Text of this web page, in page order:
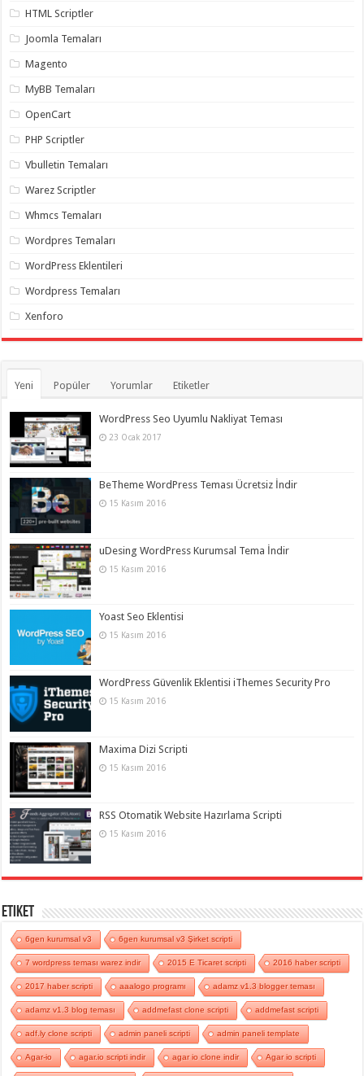
organizasyon,
organizasyon ,
organizasyon,
organizasyon,
palyaço,
takipçi
twitter
hilesi ,
takipçi
HTML Scriptler
Joomla Temaları
Magento
MyBB Temaları
OpenCart
PHP Scriptler
Vbulletin Temaları
Warez Scriptler
Whmcs Temaları
Wordpres Temaları
WordPress Eklentileri
Wordpress Temaları
Xenforo
Yeni Popüler Yorumlar Etiketler
WordPress Seo Uyumlu Nakliyat Teması
23 Ocak 2017
BeTheme WordPress Teması Ücretsiz İndir
15 Kasım 2016
uDesing WordPress Kurumsal Tema İndir
15 Kasım 2016
Yoast Seo Eklentisi
15 Kasım 2016
WordPress Güvenlik Eklentisi iThemes Security Pro
15 Kasım 2016
Maxima Dizi Scripti
15 Kasım 2016
RSS Otomatik Website Hazırlama Scripti
15 Kasım 2016
Etiket
6gen kurumsal v3 6gen kurumsal v3 Şirket scripti
7 wordpress teması warez indir 2015 E Ticaret scripti 2016 haber scripti
2017 haber scripti aaalogo programı adamz v1.3 blogger teması
adamz v1.3 blog teması addmefast clone scripti addmefast scripti
adf.ly clone scripti admin paneli scripti admin paneli template
Agar-io agar.io scripti indir agar io clone indir Agar io scripti